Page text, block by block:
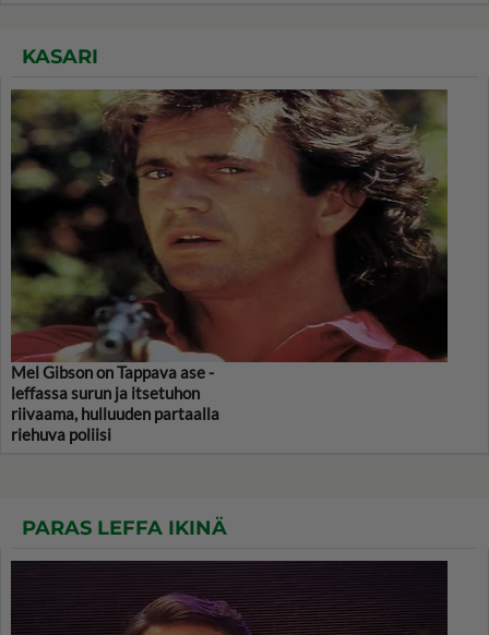
KASARI
Mel Gibson on Tappava ase -
leffassa surun ja itsetuhon
riivaama, hulluuden partaalla
riehuva poliisi
PARAS LEFFA IKINÄ